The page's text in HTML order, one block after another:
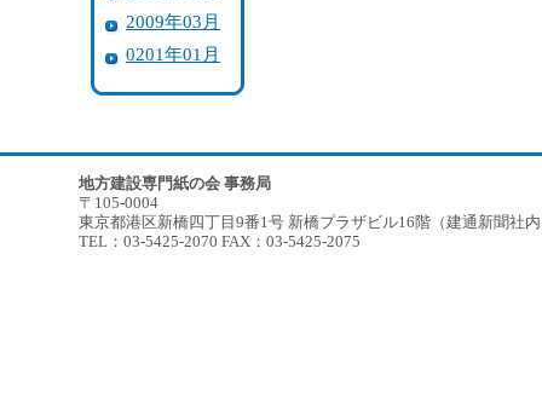
2009年03月
0201年01月
地方建設専門紙の会 事務局
〒105-0004
東京都港区新橋四丁目9番1号 新橋プラザビル16階（建通新聞社
TEL：03-5425-2070 FAX：03-5425-2075